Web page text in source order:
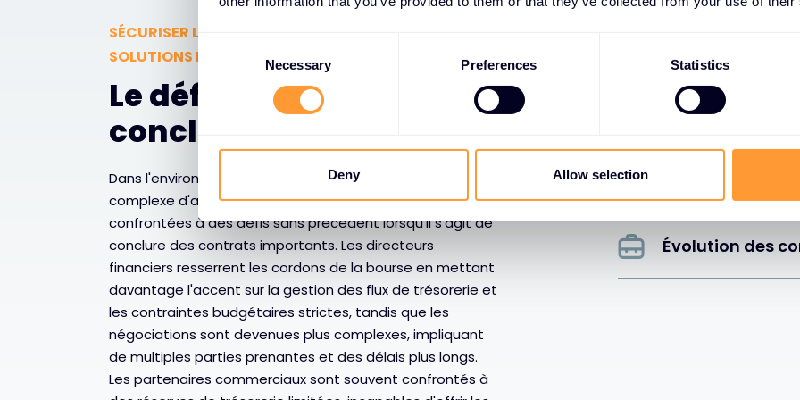
C
o
n
s
e
t
i
o
n
Necessary Preferences Statistics
Deny Allow selection
SÉCURISER LES GRANDES ENTREPRISES GRÂCE À DES
SOLUTIONS DE PAIEMENT EXCLUSIVES
Le défi croissant de la
conclusion d'accords
Dans l'environnement commercial de plus en plus
complexe d'aujourd'hui, les organisations sont
confrontées à des défis sans précédent lorsqu'il s'agit de
conclure des contrats importants. Les directeurs
financiers resserrent les cordons de la bourse en mettant
davantage l'accent sur la gestion des flux de trésorerie et
les contraintes budgétaires strictes, tandis que les
négociations sont devenues plus complexes, impliquant
de multiples parties prenantes et des délais plus longs.
Les partenaires commerciaux sont souvent confrontés à
Négociations
Réserves de
Évolution des